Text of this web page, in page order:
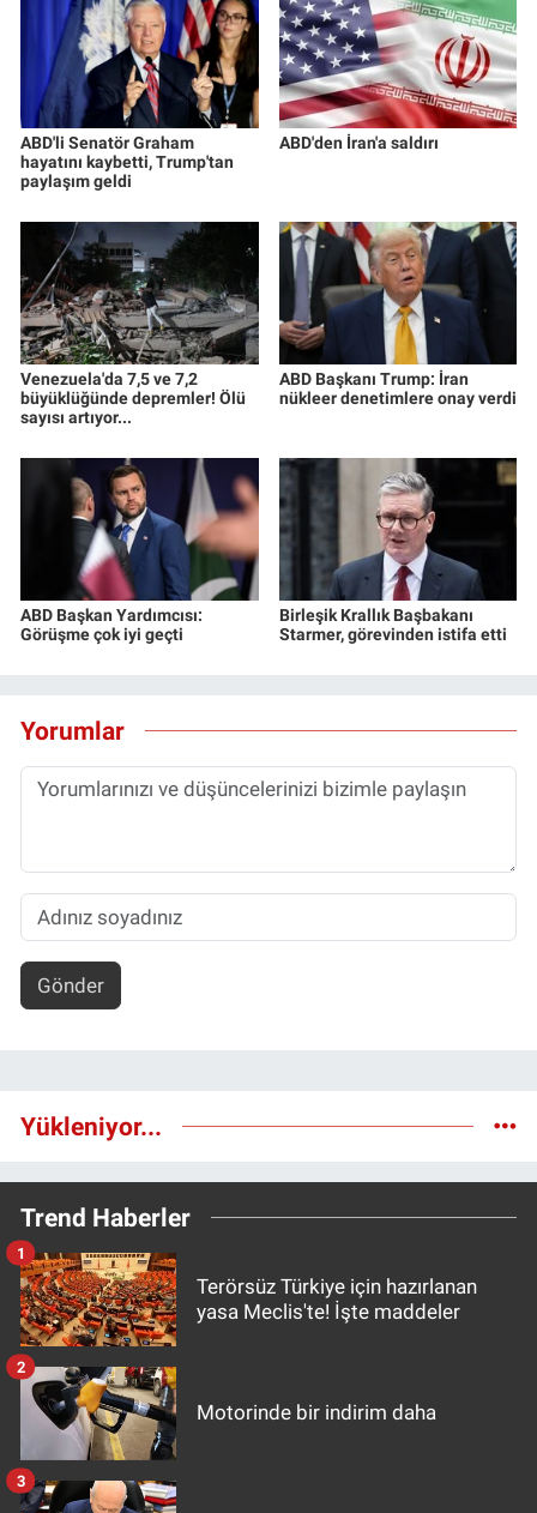
ABD'li Senatör Graham
hayatını kaybetti, Trump'tan
paylaşım geldi
ABD'den İran'a saldırı
Venezuela'da 7,5 ve 7,2
büyüklüğünde depremler! Ölü
sayısı artıyor...
ABD Başkanı Trump: İran
nükleer denetimlere onay verdi
ABD Başkan Yardımcısı:
Görüşme çok iyi geçti
Birleşik Krallık Başbakanı
Starmer, görevinden istifa etti
Yorumlar
Gönder
Yükleniyor...
Trend Haberler
Terörsüz Türkiye için hazırlanan
yasa Meclis'te! İşte maddeler
1
Motorinde bir indirim daha
2
3